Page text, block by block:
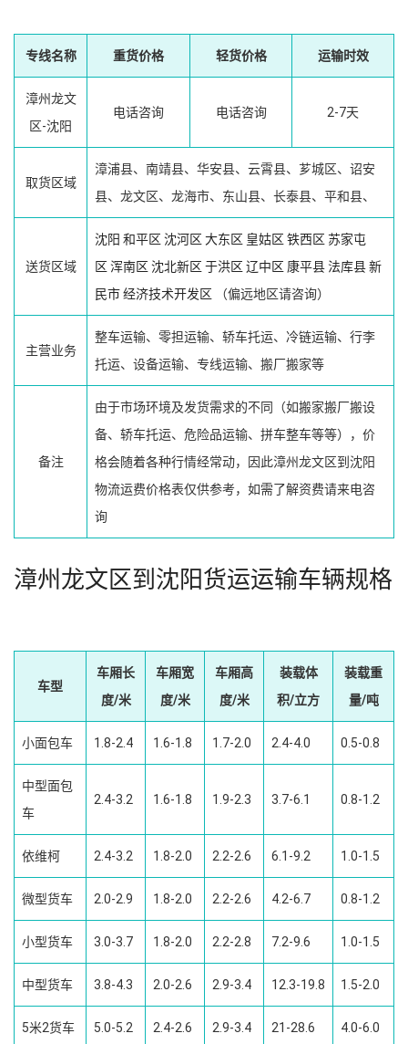
专线名称 重货价格 轻货价格 运输时效
漳州龙文
区-沈阳
电话咨询 电话咨询 2-7天
取货区域
漳浦县、南靖县、华安县、云霄县、芗城区、诏安
县、龙文区、龙海市、东山县、长泰县、平和县、
送货区域
沈阳 和平区 沈河区 大东区 皇姑区 铁西区 苏家屯
区 浑南区 沈北新区 于洪区 辽中区 康平县 法库县新
民市经济技术开发区 （偏远地区请咨询）
主营业务
整车运输、零担运输、轿车托运、冷链运输、行李
托运、设备运输、专线运输、搬厂搬家等
备注
由于市场环境及发货需求的不同（如搬家搬厂搬设
备、轿车托运、危险品运输、拼车整车等等），价
格会随着各种行情经常动，因此漳州龙文区到沈阳
物流运费价格表仅供参考，如需了解资费请来电咨
询
漳州龙文区到沈阳货运运输车辆规格
车型
车厢长
度/米
车厢宽
度/米
车厢高
度/米
装载体
积/立方
装载重
量/吨
小面包车 1.8-2.4 1.6-1.8 1.7-2.0 2.4-4.0 0.5-0.8
中型面包
车
2.4-3.2 1.6-1.8 1.9-2.3 3.7-6.1 0.8-1.2
依维柯 2.4-3.2 1.8-2.0 2.2-2.6 6.1-9.2 1.0-1.5
微型货车 2.0-2.9 1.8-2.0 2.2-2.6 4.2-6.7 0.8-1.2
小型货车 3.0-3.7 1.8-2.0 2.2-2.8 7.2-9.6 1.0-1.5
中型货车 3.8-4.3 2.0-2.6 2.9-3.4 12.3-19.8 1.5-2.0
5米2货车 5.0-5.2 2.4-2.6 2.9-3.4 21-28.6 4.0-6.0